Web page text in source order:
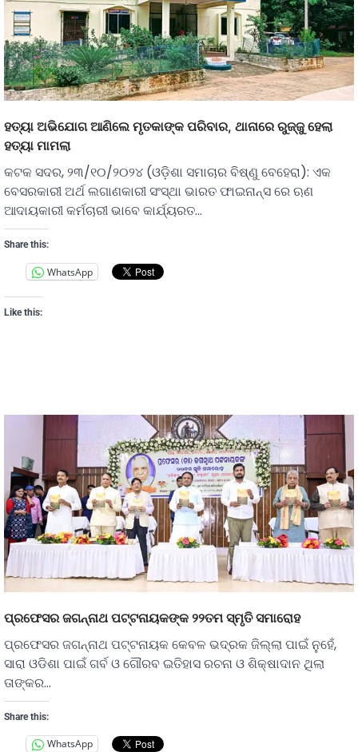
ହତ୍ୟା ଅଭିଯୋଗ ଆଣିଲେ ମୃତକାଙ୍କ ପରିବାର, ଥାନାରେ ରୁଜ୍ଜୁ ହେଲା
ହତ୍ୟା ମାମଲା
କଟକ ସଦର, ୨୩/୧୦/୨୦୨୪ (ଓଡ଼ିଶା ସମାଚାର ବିଷ୍ଣୁ ବେହେରା): ଏକ
ବେସରକାରୀ ଅର୍ଥ ଲଗାଣକାରୀ ସଂସ୍ଥା ଭାରତ ଫାଇନାନ୍ସ ରେ ଋଣ
ଆଦାୟକାରୀ କର୍ମଚାରୀ ଭାବେ କାର୍ଯ୍ୟରତ…
Share this:
WhatsApp
Like this:
ପ୍ରଫେସର ଜଗନ୍ନାଥ ପଟ୍ଟନାୟକଙ୍କ ୨୨ତମ ସ୍ମୃତି ସମାରୋହ
ପ୍ରଫେସର ଜଗନ୍ନାଥ ପଟ୍ଟନାୟକ କେବଳ ଭଦ୍ରକ ଜିଲ୍ଲା ପାଇଁ ନୁହେଁ,
ସାରା ଓଡିଶା ପାଇଁ ଗର୍ବ ଓ ଗୌରବ ଇତିହାସ ରଚନା ଓ ଶିକ୍ଷାଦାନ ଥିଲା
ତାଙ୍କର…
Share this:
WhatsApp